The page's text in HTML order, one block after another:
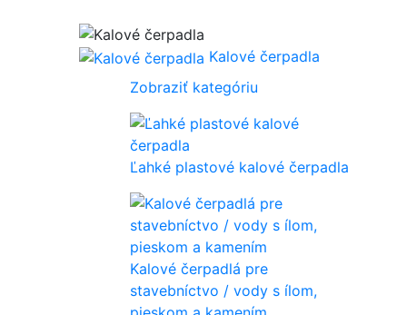
Kalové čerpadla
Zobraziť kategóriu
Ľahké plastové kalové čerpadla
Kalové čerpadlá pre
stavebníctvo / vody s ílom,